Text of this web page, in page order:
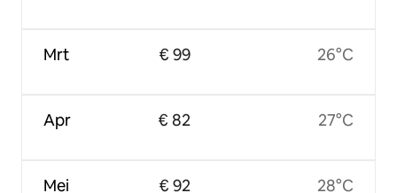
Mrt
Apr
Mei
€ 99
€ 82
€ 92
26°C
27°C
28°C